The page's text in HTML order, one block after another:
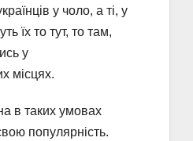
у чоло, а ті, у
їх то тут, то там,
у
місцях.
в таких умовах
популярність.